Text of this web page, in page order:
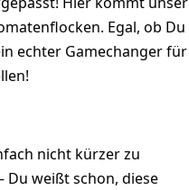
Egal, ob Du
echter Gamechanger für
nicht kürzer zu
weißt schon, diese